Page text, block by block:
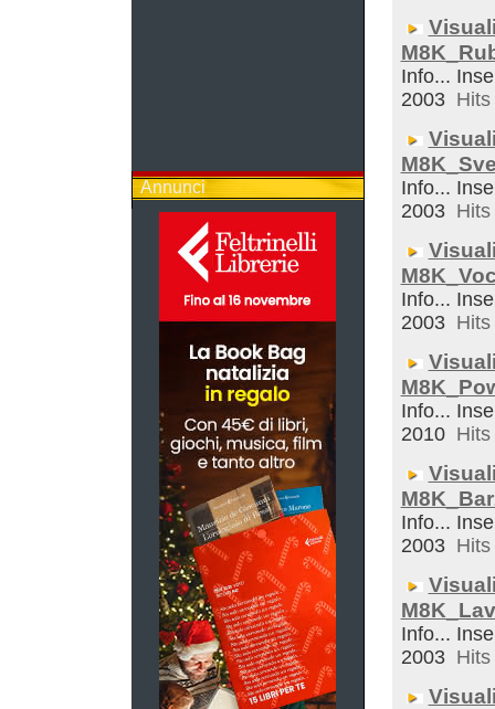
Annunci
Info...
2003
Info...
2003
Info...
2003
Info...
2010
Info...
2003
Info...
2003